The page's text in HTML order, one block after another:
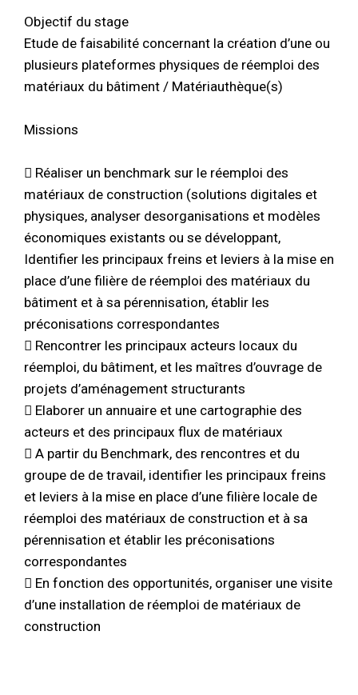
Objectif du stage
Etude de faisabilité concernant la création d’une ou
plusieurs plateformes physiques de réemploi des
matériaux du bâtiment / Matériauthèque(s)
Missions
 Réaliser un benchmark sur le réemploi des
matériaux de construction (solutions digitales et
physiques, analyser desorganisations et modèles
économiques existants ou se développant,
Identifier les principaux freins et leviers à la mise en
place d’une filière de réemploi des matériaux du
bâtiment et à sa pérennisation, établir les
préconisations correspondantes
 Rencontrer les principaux acteurs locaux du
réemploi, du bâtiment, et les maîtres d’ouvrage de
projets d’aménagement structurants
 Elaborer un annuaire et une cartographie des
acteurs et des principaux flux de matériaux
 A partir du Benchmark, des rencontres et du
groupe de de travail, identifier les principaux freins
et leviers à la mise en place d’une filière locale de
réemploi des matériaux de construction et à sa
pérennisation et établir les préconisations
correspondantes
 En fonction des opportunités, organiser une visite
d’une installation de réemploi de matériaux de
construction